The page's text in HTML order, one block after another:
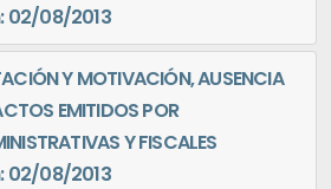
02/08/2013
Y MOTIVACIÓN, AUSENCIA
EMITIDOS POR
Y FISCALES
02/08/2013